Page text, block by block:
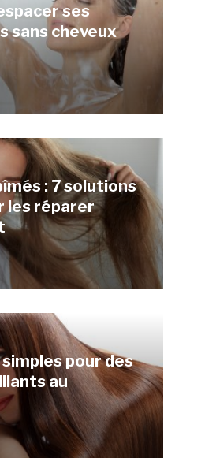
ses
sans cheveux
: 7 solutions
les réparer
pour des
au